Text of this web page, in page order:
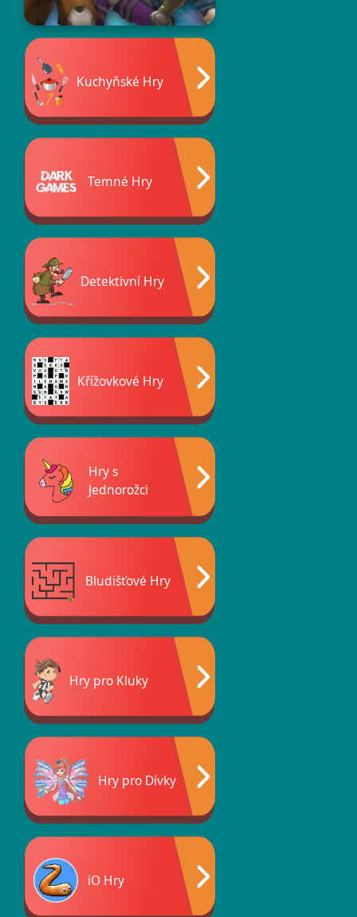
Kuchyňské Hry
Temné Hry
Detektivní Hry
Křížovkové Hry
Hry s
Jednorožci
Bludišťové Hry
Hry pro Kluky
Hry pro Dívky
iO Hry